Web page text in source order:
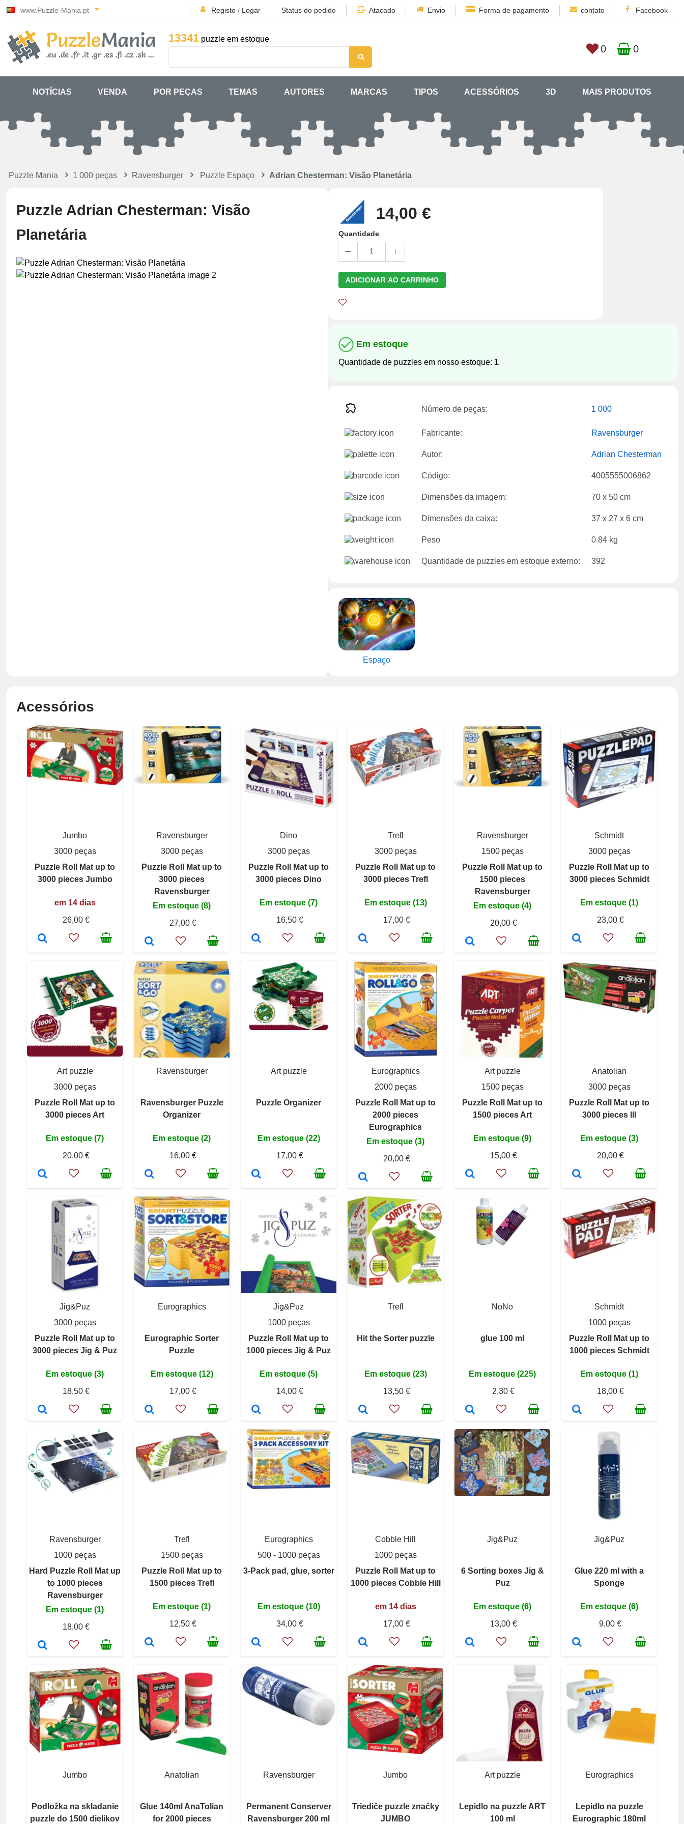
www.Puzzle-Mania.pt Registo / Logar Status do pedido Atacado Envio Forma de pagamento contato Facebook
13341 puzzle em estoque
0 0
NOTÍCIAS VENDA POR PEÇAS TEMAS AUTORES MARCAS TIPOS ACESSÓRIOS 3D MAIS PRODUTOS
Puzzle Mania 1 000 peças Ravensburger Puzzle Espaço Adrian Chesterman: Visão Planetária
Puzzle Adrian Chesterman: Visão
Planetária
14,00 €
Quantidade
1
ADICIONAR AO CARRINHO
Em estoque
Quantidade de puzzles em nosso estoque: 1
Número de peças: 1 000
Fabricante: Ravensburger
Autor: Adrian Chesterman
Código: 4005555006862
Dimensões da imagem: 70 x 50 cm
Dimensões da caixa: 37 x 27 x 6 cm
Peso 0.84 kg
Quantidade de puzzles em estoque externo: 392
Espaço
Acessórios
Jumbo
3000 peças
Puzzle Roll Mat up to
3000 pieces Jumbo
em 14 dias
26,00 €
Ravensburger
3000 peças
Puzzle Roll Mat up to
3000 pieces
Ravensburger
Em estoque (8)
27,00 €
Dino
3000 peças
Puzzle Roll Mat up to
3000 pieces Dino
Em estoque (7)
16,50 €
Trefl
3000 peças
Puzzle Roll Mat up to
3000 pieces Trefl
Em estoque (13)
17,00 €
Ravensburger
1500 peças
Puzzle Roll Mat up to
1500 pieces
Ravensburger
Em estoque (4)
20,00 €
Schmidt
3000 peças
Puzzle Roll Mat up to
3000 pieces Schmidt
Em estoque (1)
23,00 €
Art puzzle
3000 peças
Puzzle Roll Mat up to
3000 pieces Art
Em estoque (7)
20,00 €
Ravensburger
Ravensburger Puzzle
Organizer
Em estoque (2)
16,00 €
Art puzzle
Puzzle Organizer
Em estoque (22)
17,00 €
Eurographics
2000 peças
Puzzle Roll Mat up to
2000 pieces
Eurographics
Em estoque (3)
20,00 €
Art puzzle
1500 peças
Puzzle Roll Mat up to
1500 pieces Art
Em estoque (9)
15,00 €
Anatolian
3000 peças
Puzzle Roll Mat up to
3000 pieces III
Em estoque (3)
20,00 €
Jig&Puz
3000 peças
Puzzle Roll Mat up to
3000 pieces Jig & Puz
Em estoque (3)
18,50 €
Eurographics
Eurographic Sorter
Puzzle
Em estoque (12)
17,00 €
Jig&Puz
1000 peças
Puzzle Roll Mat up to
1000 pieces Jig & Puz
Em estoque (5)
14,00 €
Trefl
Hit the Sorter puzzle
Em estoque (23)
13,50 €
NoNo
glue 100 ml
Em estoque (225)
2,30 €
Schmidt
1000 peças
Puzzle Roll Mat up to
1000 pieces Schmidt
Em estoque (1)
18,00 €
Ravensburger
1000 peças
Hard Puzzle Roll Mat up
to 1000 pieces
Ravensburger
Em estoque (1)
18,00 €
Trefl
1500 peças
Puzzle Roll Mat up to
1500 pieces Trefl
Em estoque (1)
12,50 €
Eurographics
500 - 1000 peças
3-Pack pad, glue, sorter
Em estoque (10)
34,00 €
Cobble Hill
1000 peças
Puzzle Roll Mat up to
1000 pieces Cobble Hill
em 14 dias
17,00 €
Jig&Puz
6 Sorting boxes Jig &
Puz
Em estoque (6)
13,00 €
Jig&Puz
Glue 220 ml with a
Sponge
Em estoque (6)
9,00 €
Jumbo
Podložka na skladanie
puzzle do 1500 dielikov
Anatolian
Glue 140ml AnaTolian
for 2000 pieces
Ravensburger
Permanent Conserver
Ravensburger 200 ml
Jumbo
Triediče puzzle značky
JUMBO
Art puzzle
Lepidlo na puzzle ART
100 ml
Eurographics
Lepidlo na puzzle
Eurographic 180ml